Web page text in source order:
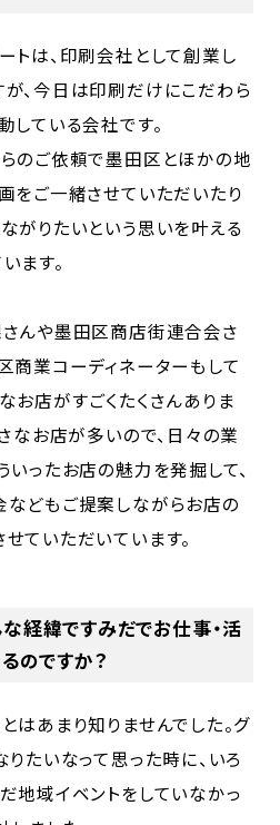
トは、印刷会社として創業し
、今日は印刷だけにこだわら
している会社です。
のご依頼で墨田区とほかの地
をご一緒させていただいたり
がりたいという思いを叶える
ます。
んや墨田区商店街連合会さ
商業コーディネーターもして
お店がすごくたくさんありま
なお店が多いので、日々の業
いったお店の魅力を発掘して、
どもご提案しながらお店の
ていただいています。
な経緯ですみだでお仕事・活
のですか？
はあまり知りませんでした。グ
たいなって思った時に、いろ
地域イベントをしていなかっ